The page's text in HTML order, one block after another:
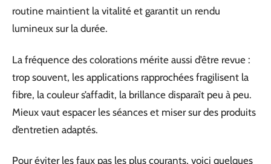
routine maintient la vitalité et garantit un rendu
lumineux sur la durée.
La fréquence des colorations mérite aussi d’être revue :
trop souvent, les applications rapprochées fragilisent la
fibre, la couleur s’affadit, la brillance disparaît peu à peu.
Mieux vaut espacer les séances et miser sur des produits
d’entretien adaptés.
Pour éviter les faux pas les plus courants, voici quelques